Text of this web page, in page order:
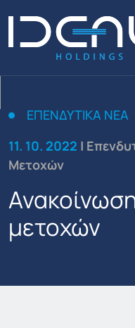
ΕΠΕΝΔΥΤΙΚΆ ΝΈΑ
11. 10. 2022 |
Μετοχών
μετοχών